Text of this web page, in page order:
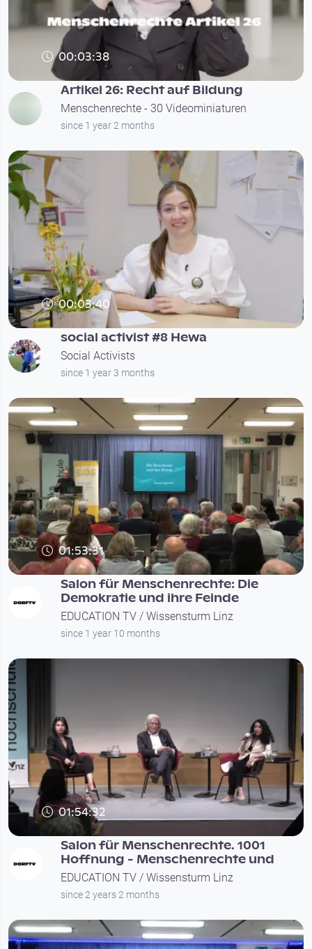
00:03:38
Artikel 26: Recht auf Bildung
Menschenrechte - 30 Videominiaturen
since 1 year 2 months
00:03:40
social activist #8 Hewa
Social Activists
since 1 year 3 months
01:53:31
Salon für Menschenrechte: Die
Demokratie und ihre Feinde
EDUCATION TV / Wissensturm Linz
since 1 year 10 months
01:54:32
Salon für Menschenrechte. 1001
Hoffnung - Menschenrechte und
EDUCATION TV / Wissensturm Linz
since 2 years 2 months